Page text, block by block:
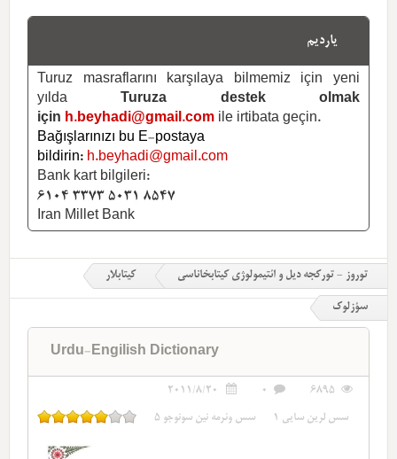
یاردیم
Turuz masraflarını karşılaya bilmemiz için yeni
yılda
Turuza destek olmak
için h.beyhadi@gmail.com ile irtibata geçin.
Bağışlarınızı bu E-postaya
bildirin: h.beyhadi@gmail.com
Bank kart bilgileri:
6104 3373 5031 8547
Iran Millet Bank
توروز - تورکجه دیل و ائتیمولوژی کیتابخاناسی کیتابلار
سؤزلوک
Urdu-Engilish Dictionary
6895
0
2011/8/20
سس لرین سایی 1 سس وئرمه نین سونوجو 5